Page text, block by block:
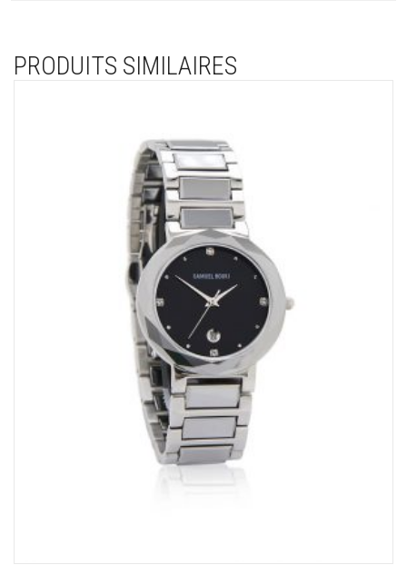
PRODUITS SIMILAIRES